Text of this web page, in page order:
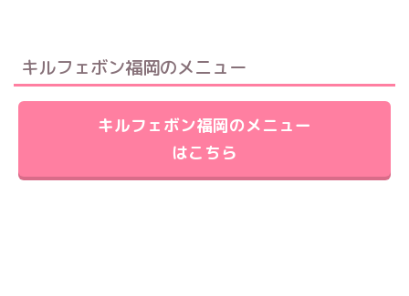
キルフェボン福岡のメニュー
キルフェボン福岡のメニュー
はこちら